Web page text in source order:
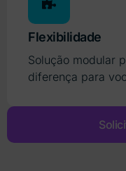
Flexibilidade
Solução modular
diferença para